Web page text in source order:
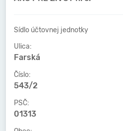
Sídlo účtovnej jednotky
Ulica:
Farská
Číslo:
543/2
PSČ:
01313